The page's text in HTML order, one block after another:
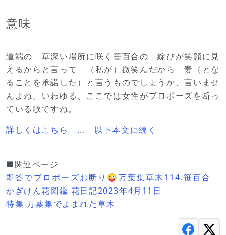
意味
道端の 草深い場所に咲く笹百合の 綻びが笑顔に見
えるからと言って （私が）微笑んだから 妻（とな
ることを承諾した）と言うものでしょうか、言いませ
んよね。いわゆる、ここでは女性がプロポーズを断っ
ている歌ですね。
詳しくはこちら ... 以下本文に続く
■関連ページ
即答でプロポーズお断り😜万葉集草木114.笹百合
かぎけん花図鑑 花日記2023年4月11日
特集 万葉集でよまれた草木